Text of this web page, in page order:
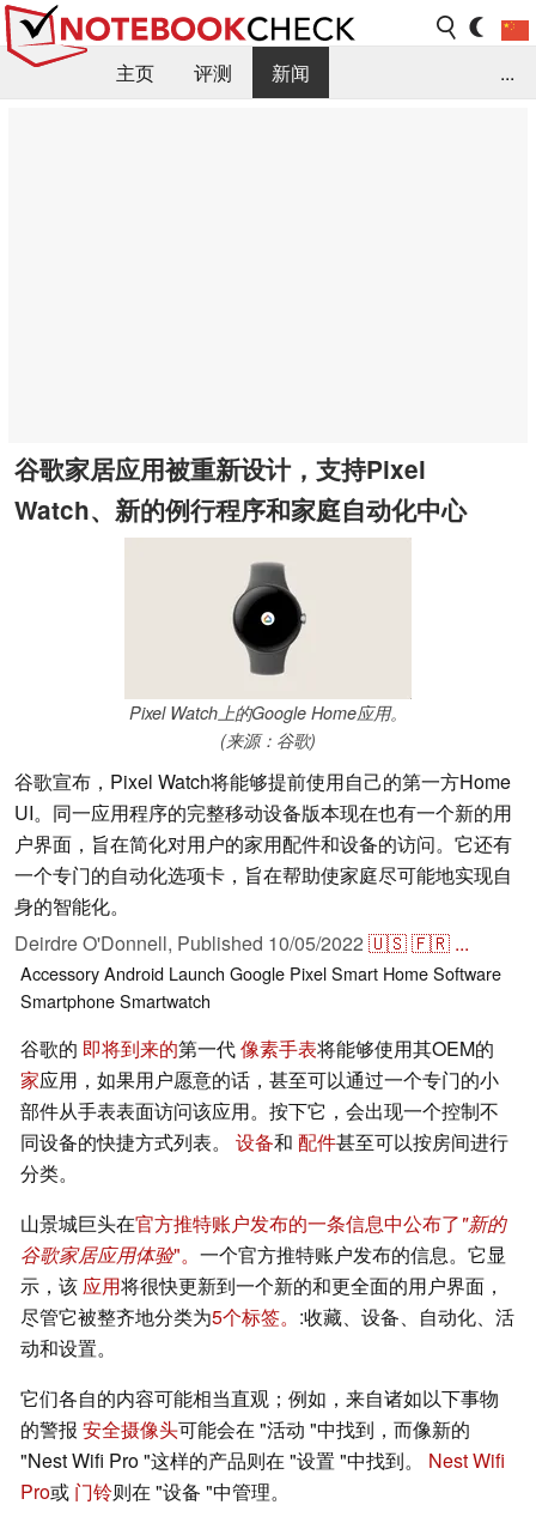
主页 评测
新闻
...
谷歌家居应用被重新设计，支持Pixel
Watch、新的例行程序和家庭自动化中心
Pixel Watch上的Google Home应用。
(来源：谷歌)
谷歌宣布，Pixel Watch将能够提前使用自己的第一方Home
UI。同一应用程序的完整移动设备版本现在也有一个新的用
户界面，旨在简化对用户的家用配件和设备的访问。它还有
一个专门的自动化选项卡，旨在帮助使家庭尽可能地实现自
身的智能化。
Deirdre O'Donnell, Published 10/05/2022 🇺🇸🇫🇷 ...
AccessoryAndroid Launch Google PixelSmart HomeSoftware
SmartphoneSmartwatch
谷歌的 即将到来的第一代像素手表将能够使用其OEM的
家应用，如果用户愿意的话，甚至可以通过一个专门的小
部件从手表表面访问该应用。按下它，会出现一个控制不
同设备的快捷方式列表。 设备和 配件甚至可以按房间进行
分类。
山景城巨头在官方推特账户发布的一条信息中公布了"新的
谷歌家居应用体验"。 一个官方推特账户发布的信息。它显
示，该 应用将很快更新到一个新的和更全面的用户界面，
尽管它被整齐地分类为5个标签。 :收藏、设备、自动化、活
动和设置。
它们各自的内容可能相当直观；例如，来自诸如以下事物
的警报 安全摄像头可能会在 "活动 "中找到，而像新的
"Nest Wifi Pro "这样的产品则在 "设置 "中找到。 Nest Wifi
Pro或 门铃则在 "设备 "中管理。